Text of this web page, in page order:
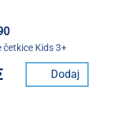
četkice Kids 3+
Dodaj